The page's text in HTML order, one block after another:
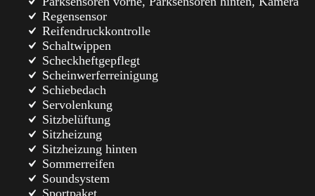
Regensensor
Reifendruckkontrolle
Schaltwippen
Scheckheftgepflegt
Scheinwerferreinigung
Schiebedach
Servolenkung
Sitzbelüftung
Sitzheizung
Sitzheizung hinten
Sommerreifen
Soundsystem